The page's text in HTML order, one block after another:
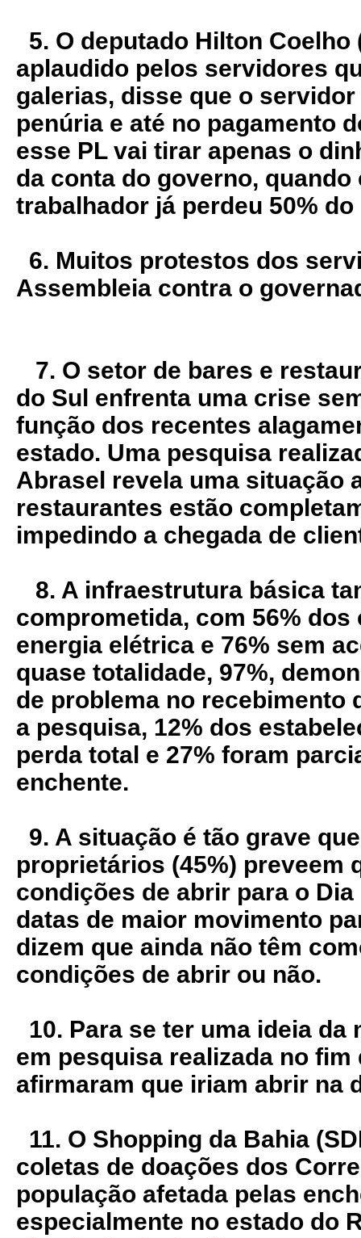
5. O deputado Hilton Coelho
aplaudido pelos servidores
galerias, disse que o
penúria e até no pagamento
esse PL vai tirar apenas o
da conta do governo,
trabalhador já perdeu 50%
6. Muitos protestos dos
Assembleia contra o
7. O setor de bares e
do Sul enfrenta uma crise
função dos recentes
estado. Uma pesquisa
Abrasel revela uma situação
restaurantes estão
impedindo a chegada de
8. A infraestrutura básica
comprometida, com 56%
energia elétrica e 76% sem
quase totalidade, 97%,
de problema no recebimento
a pesquisa, 12% dos
perda total e 27% foram
enchente.
9. A situação é tão grave
proprietários (45%) preveem
condições de abrir para o
datas de maior movimento
dizem que ainda não têm
condições de abrir ou não.
10. Para se ter uma ideia da
em pesquisa realizada no fim
afirmaram que iriam abrir na
11. O Shopping da Bahia
coletas de doações dos
população afetada pelas
especialmente no estado do